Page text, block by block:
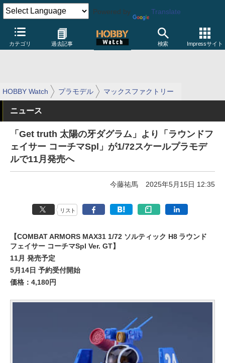
Powered by Translate
カテゴリ 過去記事 検索 Impressサイト
HOBBY Watch プラモデル マックスファクトリー
ニュース
「Get truth 太陽の牙ダグラム」より「ラウンドフ
ェイサー コーチマSpl」が1/72スケールプラモデ
ルで11月発売へ
今藤祐馬 2025年5月15日 12:35
リスト
【COMBAT ARMORS MAX31 1/72 ソルティック H8 ラウンド
フェイサー コーチマSpl Ver. GT】
11月 発売予定
5月14日 予約受付開始
価格：4,180円